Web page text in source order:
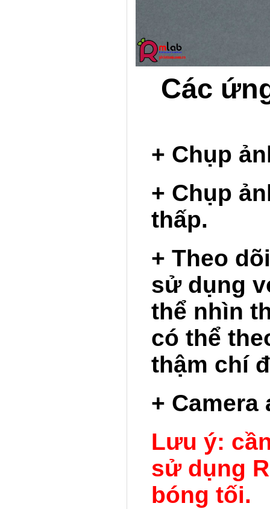
Các
+ Chụp
+ Chụp
thấp.
+ Theo
sử dụng
thể nhìn
có thể
thậm chí
+ Camera
Lưu ý:
sử dụng
bóng tối.